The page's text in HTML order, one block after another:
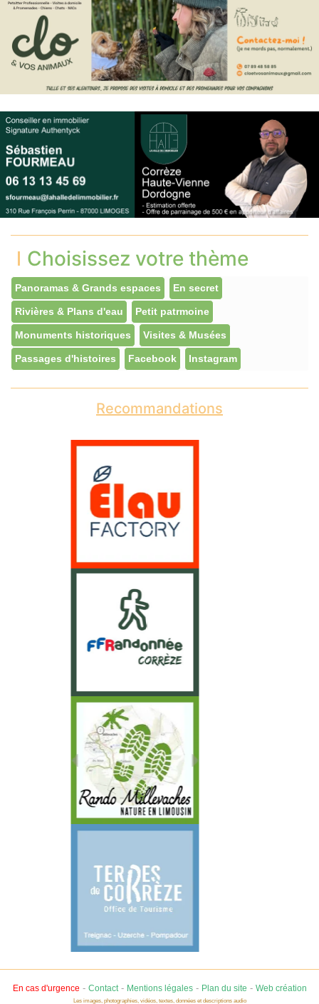
Choisissez votre thème
Panoramas & Grands espaces En secret
Rivières & Plans d'eau Petit patrmoine
Monuments historiques Visites & Musées
Passages d'histoires Facebook Instagram
Recommandations
En cas d'urgence - Contact- Mentions légales- Plan du site - Web création
Les images, photographies, vidéos, textes, données et descriptions audio